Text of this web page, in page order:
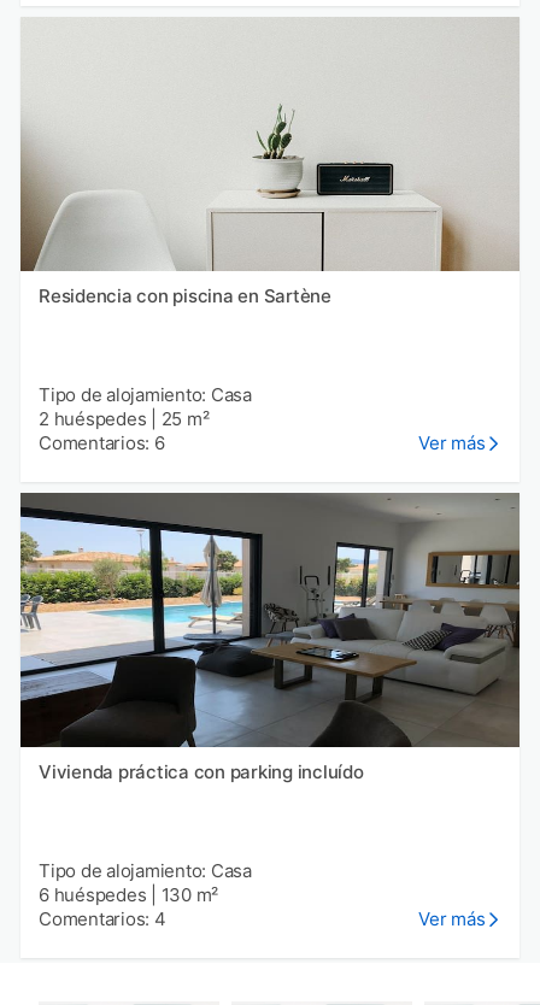
Residencia con piscina en Sartène
Tipo de alojamiento: Casa
2 huéspedes
25 m²
Comentarios: 6
Ver más
Vivienda práctica con parking incluído
Tipo de alojamiento: Casa
6 huéspedes
130 m²
Comentarios: 4
Ver más